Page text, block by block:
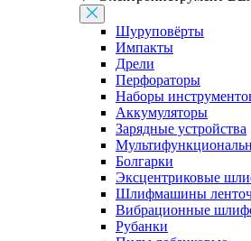
Шуруповёрты
Импакты
Дрели
Перфораторы
Наборы
Аккумуляторы
Зарядные устройства
Болгарки
Эксцентриковые
Шлифмашины
Вибрационные
Рубанки